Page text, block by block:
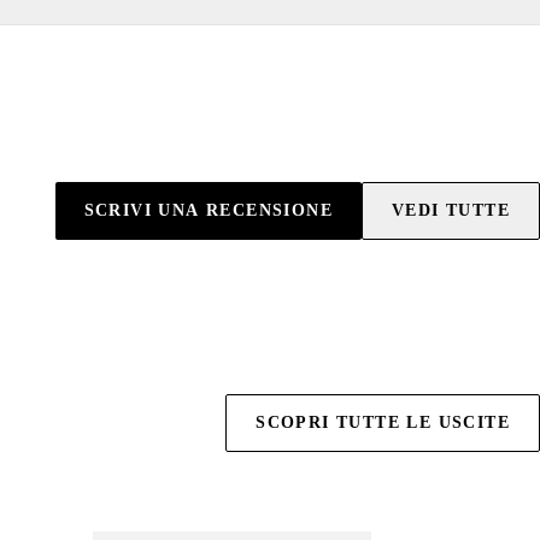
SCRIVI UNA RECENSIONE VEDI TUTTE
SCOPRI TUTTE LE USCITE